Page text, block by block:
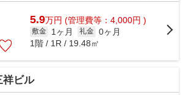
新の情報は...
5.9万円 (管理費等：4,000円 )
敷金 1ヶ月 礼金 0ヶ月
1階 / 1R / 19.48㎡
祥ビル